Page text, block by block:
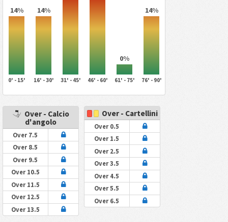
14% 14%
0%
14%
0' - 15' 16' - 30' 31' - 45' 46' - 60' 61' - 75' 76' - 90'
Over - Calcio
d'angolo
Over 7.5
Over 8.5
Over 9.5
Over 10.5
Over 11.5
Over 12.5
Over 13.5
Over - Cartellini
Over 0.5
Over 1.5
Over 2.5
Over 3.5
Over 4.5
Over 5.5
Over 6.5